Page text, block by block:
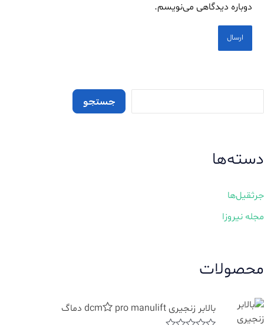
دوباره دیدگاهی می‌نویسم.
جستجو
دسته‌ها
جرثقیل‌ها
مجله نیروزا
محصولات
بالابر زنجیری dcms pro manulift دماگ